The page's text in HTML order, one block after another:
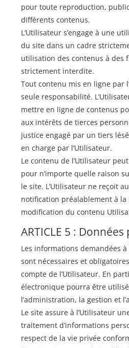
pour toute reproduction,
différents contenus.
L’Utilisateur s’engage à une
du site dans un cadre
utilisation des contenus à des
strictement interdite.
Tout contenu mis en ligne par
seule responsabilité.
mettre en ligne de contenus
aux intérêts de tierces
justice engagé par un tiers
en charge par l’Utilisateur.
Le contenu de l’Utilisateur
pour n’importe quelle raison
le site. L’Utilisateur ne reçoit
notification préalablement à la
modification du contenu
ARTICLE 5 :
Les informations demandées
sont nécessaires et
compte de l’Utilisateur. En
électronique pourra être
l’administration, la gestion et
Le site assure à l’Utilisateur
traitement d’informations
respect de la vie privée